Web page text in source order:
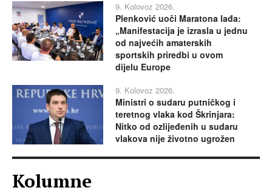
9. Kolovoz 2026.
Plenković uoči Maratona lađa:
„Manifestacija je izrasla u jednu
od najvećih amaterskih
sportskih priredbi u ovom
dijelu Europe
9. Kolovoz 2026.
Ministri o sudaru putničkog i
teretnog vlaka kod Škrinjara:
Nitko od ozlijeđenih u sudaru
vlakova nije životno ugrožen
Kolumne